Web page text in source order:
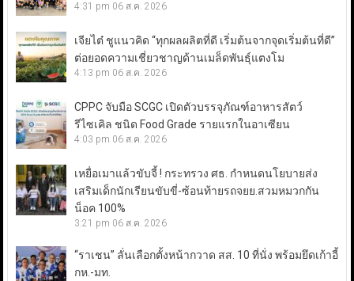
4:31 pm 06 ส.ค. 2026
เจียไต๋ ชูแนวคิด “ทุกผลผลิตที่ดี เริ่มต้นจากจุดเริ่มต้นที่ดี”
ต่อยอดความเชี่ยวชาญด้านเมล็ดพันธุ์แตงโม
4:13 pm 06 ส.ค. 2026
CPPC จับมือ SCGC เปิดตัวบรรจุภัณฑ์อาหารสัตว์
รีไซเคิล ชนิด Food Grade รายแรกในอาเซียน
4:03 pm 06 ส.ค. 2026
เหยื่อเมาแล้วขับจี้ ! กระทรวง ศธ. กำหนดนโยบายส่ง
เสริมเด็กนักเรียนขับขี่-ซ้อนท้ายรถจยย.สวมหมวกกัน
น็อค 100%
3:21 pm 06 ส.ค. 2026
“ราเชน” ลั่นเลือกตั้งหน้ากวาด สส. 10 ที่นั่ง พร้อมยึดเก้าอี้
กห.-มท.